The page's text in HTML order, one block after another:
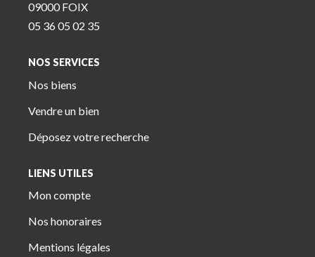
09000 FOIX
05 36 05 02 35
NOS SERVICES
Nos biens
Vendre un bien
Déposez votre recherche
LIENS UTILES
Mon compte
Nos honoraires
Mentions légales